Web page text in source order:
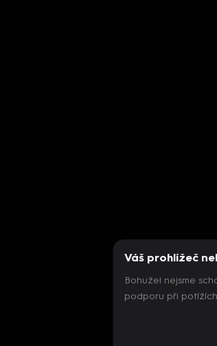
Váš prohlížeč
Bohužel nejsme
podporu při